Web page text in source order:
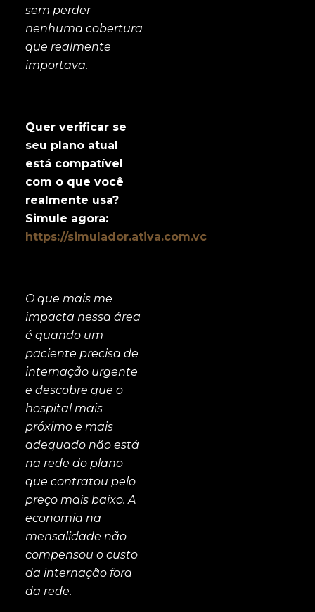
sem perder
nenhuma cobertura
que realmente
importava.
Quer verificar se
seu plano atual
está compatível
com o que você
realmente usa?
Simule agora:
https://simulador.ativa.com.vc
O que mais me
impacta nessa área
é quando um
paciente precisa de
internação urgente
e descobre que o
hospital mais
próximo e mais
adequado não está
na rede do plano
que contratou pelo
preço mais baixo. A
economia na
mensalidade não
compensou o custo
da internação fora
da rede.